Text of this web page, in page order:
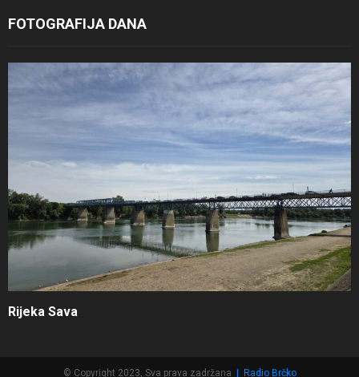
FOTOGRAFIJA DANA
Rijeka Sava
© Copyright 2023, Sva prava zadržana Radio Brčko